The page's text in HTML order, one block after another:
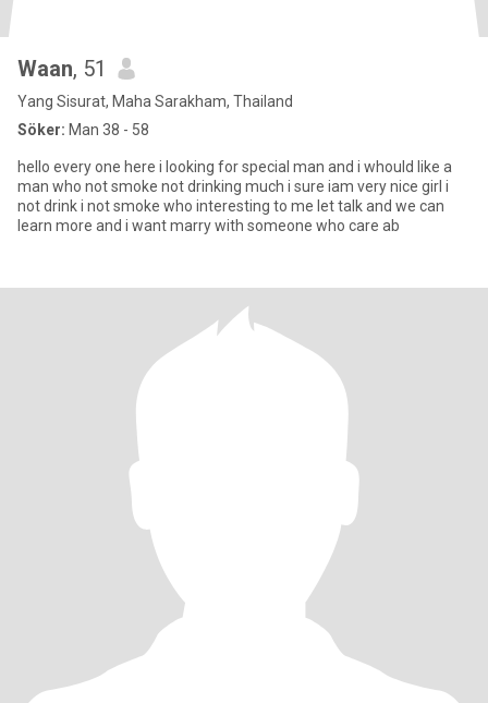
Waan, 51
Yang Sisurat, Maha Sarakham, Thailand
Söker: Man 38 - 58
hello every one here i looking for special man and i whould like a
man who not smoke not drinking much i sure iam very nice girl i
not drink i not smoke who interesting to me let talk and we can
learn more and i want marry with someone who care ab